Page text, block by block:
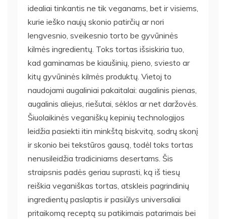
idealiai tinkantis ne tik veganams, bet ir visiems,
kurie ieško naujų skonio patirčių ar nori
lengvesnio, sveikesnio torto be gyvūninės
kilmės ingredientų. Toks tortas išsiskiria tuo,
kad gaminamas be kiaušinių, pieno, sviesto ar
kitų gyvūninės kilmės produktų. Vietoj to
naudojami augaliniai pakaitalai: augalinis pienas,
augalinis aliejus, riešutai, sėklos ar net daržovės.
Šiuolaikinės veganiškų kepinių technologijos
leidžia pasiekti itin minkštą biskvitą, sodrų skonį
ir skonio bei tekstūros gausą, todėl toks tortas
nenusileidžia tradiciniams desertams. Šis
straipsnis padės geriau suprasti, ką iš tiesų
reiškia veganiškas tortas, atskleis pagrindinių
ingredientų paslaptis ir pasiūlys universaliai
pritaikomą receptą su patikimais patarimais bei